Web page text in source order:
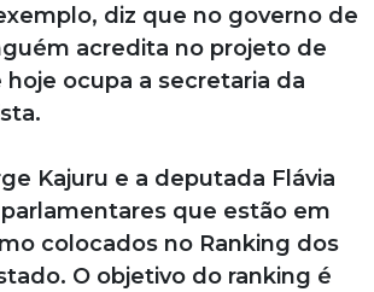
diz que no governo de
acredita no projeto de
hoje ocupa a secretaria da
Kajuru e a deputada Flávia
parlamentares que estão em
colocados no Ranking dos
O objetivo do ranking é